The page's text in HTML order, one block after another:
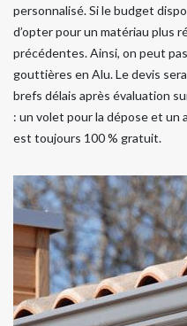
personnalisé. Si le budget
d’opter pour un matériau plus
précédentes. Ainsi, on peut
gouttières en Alu. Le devis
brefs délais après évaluation
: un volet pour la dépose et un
est toujours 100 % gratuit.